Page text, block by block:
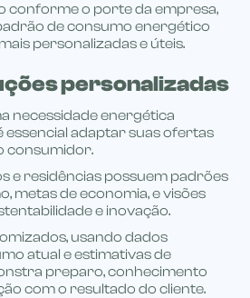
conforme o porte da empresa,
de consumo energético
personalizadas e úteis.
personalizadas
necessidade energética
essencial adaptar suas ofertas
consumidor.
e residências possuem padrões
metas de economia, e visões
e inovação.
usando dados
atual e estimativas de
preparo, conhecimento
com o resultado do cliente.